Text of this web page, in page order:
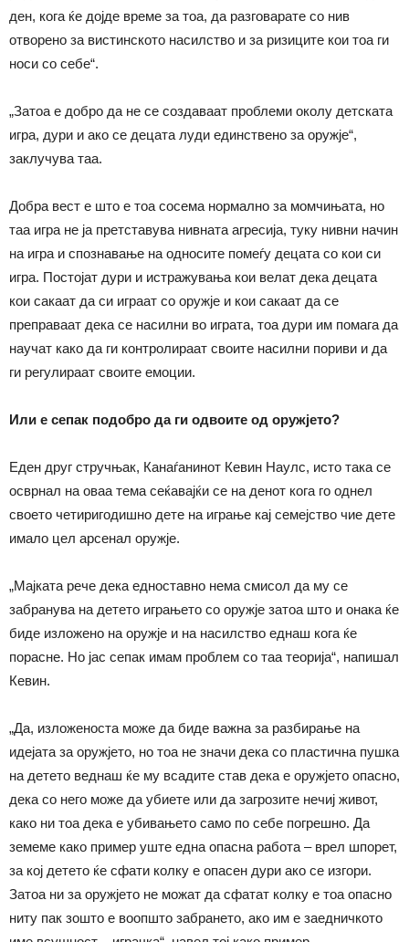
ден, кога ќе дојде време за тоа, да разговарате со нив
отворено за вистинското насилство и за ризиците кои тоа ги
носи со себе“.
„Затоа е добро да не се создаваат проблеми околу детската
игра, дури и ако се децата луди единствено за оружје“,
заклучува таа.
Добра вест е што е тоа сосема нормално за момчињата, но
таа игра не ја претставува нивната агресија, туку нивни начин
на игра и спознавање на односите помеѓу децата со кои си
игра. Постојат дури и истражувања кои велат дека децата
кои сакаат да си играат со оружје и кои сакаат да се
преправаат дека се насилни во играта, тоа дури им помага да
научат како да ги контролираат своите насилни пориви и да
ги регулираат своите емоции.
Или е сепак подобро да ги одвоите од оружјето?
Еден друг стручњак, Канаѓанинот Кевин Наулс, исто така се
осврнал на оваа тема сеќавајќи се на денот кога го однел
своето четиригодишно дете на играње кај семејство чие дете
имало цел арсенал оружје.
„Мајката рече дека едноставно нема смисол да му се
забранува на детето играњето со оружје затоа што и онака ќе
биде изложено на оружје и на насилство еднаш кога ќе
порасне. Но јас сепак имам проблем со таа теорија“, напишал
Кевин.
„Да, изложеноста може да биде важна за разбирање на
идејата за оружјето, но тоа не значи дека со пластична пушка
на детето веднаш ќе му всадите став дека е оружјето опасно,
дека со него може да убиете или да загрозите нечиј живот,
како ни тоа дека е убивањето само по себе погрешно. Да
земеме како пример уште една опасна работа – врел шпорет,
за кој детето ќе сфати колку е опасен дури ако се изгори.
Затоа ни за оружјето не можат да сфатат колку е тоа опасно
ниту пак зошто е воопшто забрането, ако им е заедничкото